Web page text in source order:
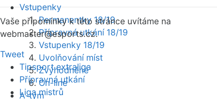
Vstupenky
Permanentky 18/19
Přípravná utkání 18/19
Vstupenky 18/19
Uvolňování míst
Zvýhodněné
On-line
A-tým
Vaše připomínky k této stránce uvítáme na
webmaster@esports.cz.
Tweet
Tipsport extraliga
Přípravná utkání
Liga mistrů